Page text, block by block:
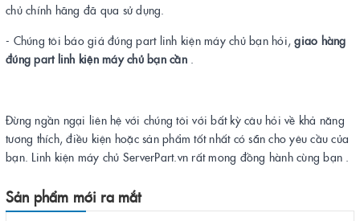
chủ chính hãng đã qua sử dụng.
- Chúng tôi báo giá đúng part linh kiện máy chủ bạn hỏi,giao hàng
đúng part linh kiện máy chủ bạn cần.
Đừng ngần ngại liên hệ với chúng tôi với bất kỳ câu hỏi về khả năng
tương thích, điều kiện hoặc sản phẩm tốt nhất có sẵn cho yêu cầu của
bạn. Linh kiện máy chủ ServerPart.vn rất mong đồng hành cùng bạn .
Sản phẩm mới ra mắt